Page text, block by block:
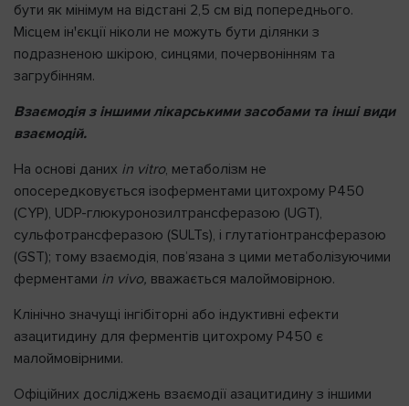
бути як мінімум на відстані 2,5 см від попереднього.
Місцем інꞌєкції ніколи не можуть бути ділянки з
подразненою шкірою, синцями, почервонінням та
загрубінням.
Взаємодія з іншими лікарськими засобами та інші види
взаємодій.
На основі даних in vitro, метаболізм не
опосередковується ізоферментами цитохрому P450
(CYP), UDP-глюкуронозилтрансферазою (UGT),
сульфотрансферазою (SULTs), і глутатіонтрансферазою
(GST); тому взаємодія, пов’язана з цими метаболізуючими
ферментами in vivo, вважається малоймовірною.
Клінічно значущі інгібіторні або індуктивні ефекти
азацитидину для ферментів цитохрому P450 є
малоймовірними.
Офіційних досліджень взаємодії азацитидину з іншими